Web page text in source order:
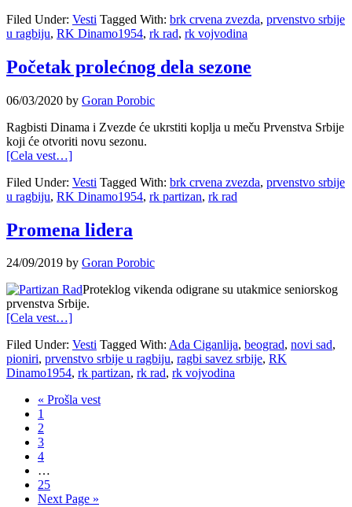
Filed Under: Vesti Tagged With: brk crvena zvezda, prvenstvo srbije
u ragbiju, RK Dinamo1954, rk rad, rk vojvodina
Početak prolećnog dela sezone
06/03/2020 by Goran Porobic
Ragbisti Dinama i Zvezde će ukrstiti koplja u meču Prvenstva Srbije
koji će otvoriti novu sezonu.
[Cela vest…]
Filed Under: Vesti Tagged With: brk crvena zvezda, prvenstvo srbije
u ragbiju, RK Dinamo1954, rk partizan, rk rad
Promena lidera
24/09/2019 by Goran Porobic
Proteklog vikenda odigrane su utakmice seniorskog
prvenstva Srbije.
[Cela vest…]
Filed Under: Vesti Tagged With: Ada Ciganlija, beograd, novi sad,
pioniri, prvenstvo srbije u ragbiju, ragbi savez srbije, RK
Dinamo1954, rk partizan, rk rad, rk vojvodina
« Prošla vest
1
2
3
4
…
25
Next Page »